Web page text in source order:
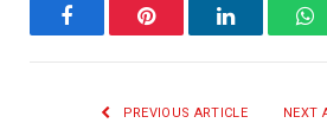
FacebookPinterest LinkedIn
PREVIOUS ARTICLE NEXT